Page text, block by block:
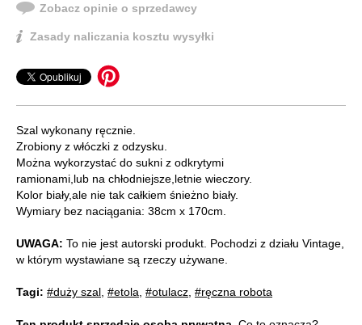
Zobacz opinie o sprzedawcy
Zasady naliczania kosztu wysyłki
Szal wykonany ręcznie.
Zrobiony z włóczki z odzysku.
Można wykorzystać do sukni z odkrytymi
ramionami,lub na chłodniejsze,letnie wieczory.
Kolor biały,ale nie tak całkiem śnieżno biały.
Wymiary bez naciągania: 38cm x 170cm.
UWAGA: To nie jest autorski produkt. Pochodzi z działu Vintage,
w którym wystawiane są rzeczy używane.
Tagi: #duży szal #etola #otulacz #ręczna robota